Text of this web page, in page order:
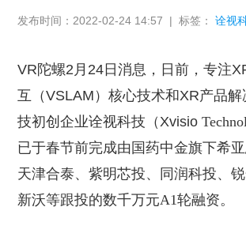
发布时间：2022-02-24 14:57 | 标签：诠视
VR陀螺2月24日消息， 日前，专注
互（VSLAM）核心技术和XR产品
技初创企业诠视科技（Xvisio
已于春节前完成由国药中金旗下希亚
天津合泰、紫明芯投、同润科投、
新沃等跟投的数千万元A1轮融资。